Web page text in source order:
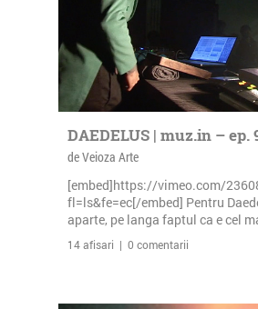
DAEDELUS | muz.in – ep.
de Veioza Arte
[embed]https://vimeo.com/
fl=ls&fe=ec[/embed] Pentru
aparte, pe langa faptul ca e cel
14 afisari | 0 comentarii